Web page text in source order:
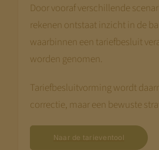
Door vooraf verschillende
rekenen ontstaat inzicht in de
waarbinnen een tariefbesluit
worden genomen.
Tariefbesluitvorming wordt
correctie, maar een bewuste
Naar de tarieventool